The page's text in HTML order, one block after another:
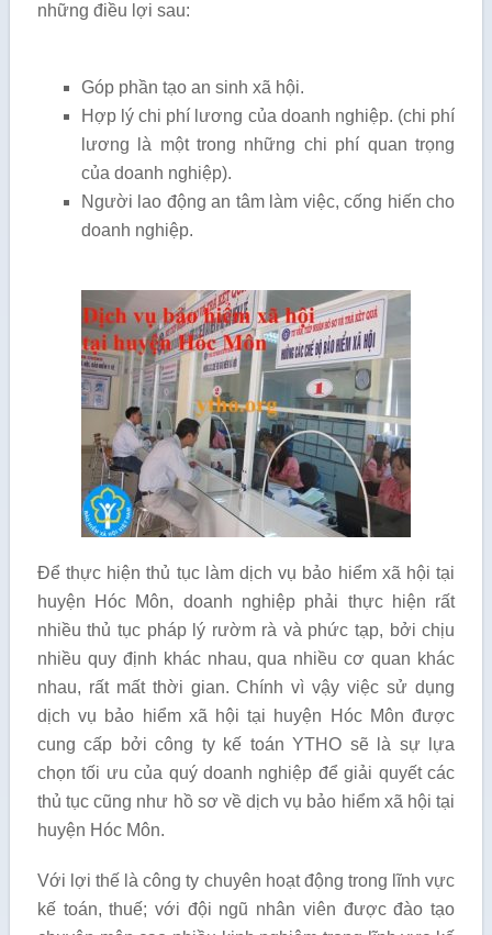
những điều lợi sau:
Góp phần tạo an sinh xã hội.
Hợp lý chi phí lương của doanh nghiệp. (chi phí
lương là một trong những chi phí quan trọng
của doanh nghiệp).
Người lao động an tâm làm việc, cống hiến cho
doanh nghiệp.
Để thực hiện thủ tục làm dịch vụ bảo hiểm xã hội tại
huyện Hóc Môn, doanh nghiệp phải thực hiện rất
nhiều thủ tục pháp lý rườm rà và phức tạp, bởi chịu
nhiều quy định khác nhau, qua nhiều cơ quan khác
nhau, rất mất thời gian. Chính vì vậy việc sử dụng
dịch vụ bảo hiểm xã hội tại huyện Hóc Môn được
cung cấp bởi công ty kế toán YTHO sẽ là sự lựa
chọn tối ưu của quý doanh nghiệp để giải quyết các
thủ tục cũng như hồ sơ về dịch vụ bảo hiểm xã hội tại
huyện Hóc Môn.
Với lợi thế là công ty chuyên hoạt động trong lĩnh vực
kế toán, thuế; với đội ngũ nhân viên được đào tạo